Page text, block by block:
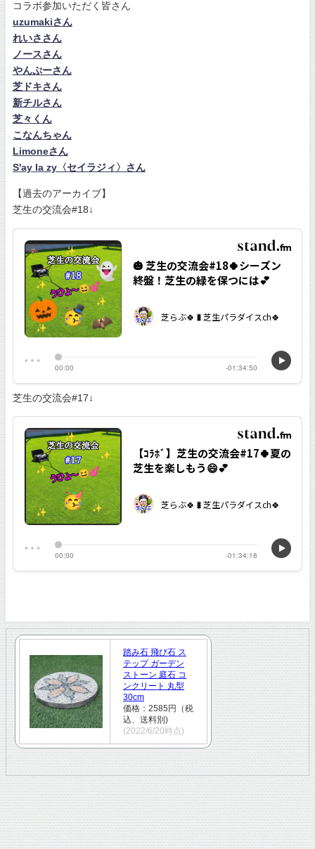
コラボ参加いただく皆さん
uzumakiさん
れいささん
ノースさん
やんぷーさん
芝ドキさん
新チルさん
芝々くん
こなんちゃん
Limoneさん
S'ay la zy〈セイラジィ〉さん
【過去のアーカイブ】
芝生の交流会#18↓
芝生の交流会#17↓
踏み石 飛び石 ス
テップ ガーデン
ストーン 庭石 コ
ンクリート 丸型
30cm
価格：2585円（税
込、送料別)
(2022/6/20時点)